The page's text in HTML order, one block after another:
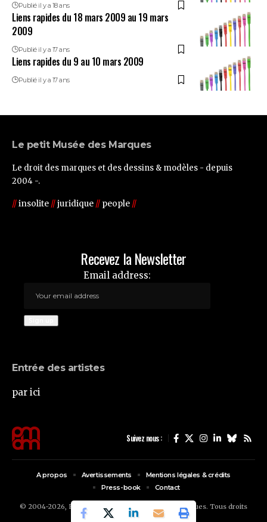
Publié il y a 18 ans
Liens rapides du 18 mars 2009 au 19 mars
2009
Publié il y a 17 ans
Liens rapides du 9 au 10 mars 2009
Publié il y a 17 ans
Le petit Musée des Marques
Le droit des marques et des dessins & modèles - depuis
2004 -.
//insolite //juridique // people //
Recevez la Newsletter
Email address:
Entrée des artistes
par ici
Suivez nous :
© 2004-2026, FG - PMDM : le petit Musée des Marques. Tous droits
réservés.
A propos Avertissements
Mentions légales & crédits
Press-book
Contact